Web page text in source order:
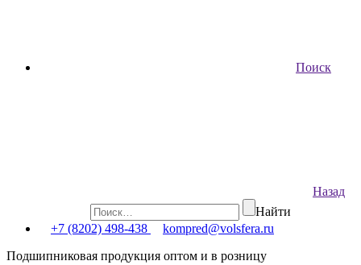
Поиск
Назад
Найти
+7 (8202) 498-438
kompred@volsfera.ru
Подшипниковая продукция оптом и в розницу